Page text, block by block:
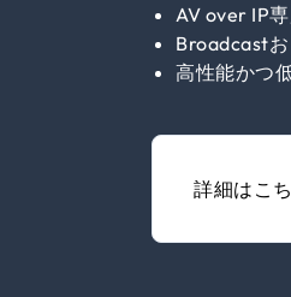
AV over IP
Broadcast
高性能かつ
詳細はこ